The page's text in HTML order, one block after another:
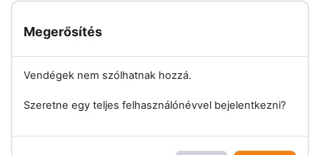
Megerősítés
Vendégek nem szólhatnak hozzá.
Szeretne egy teljes felhasználónévvel bejelentkezni?